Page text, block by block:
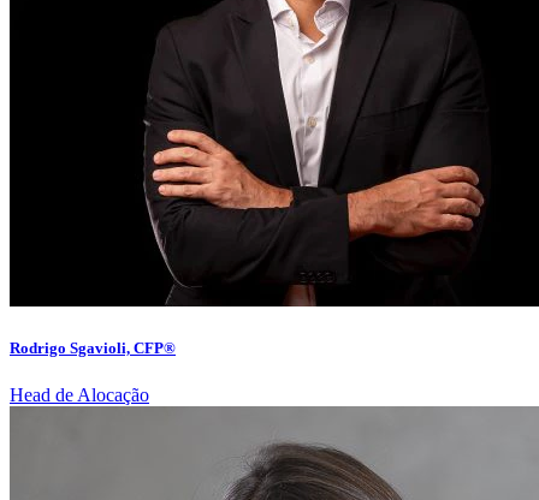
Rodrigo Sgavioli, CFP®
Head de Alocação